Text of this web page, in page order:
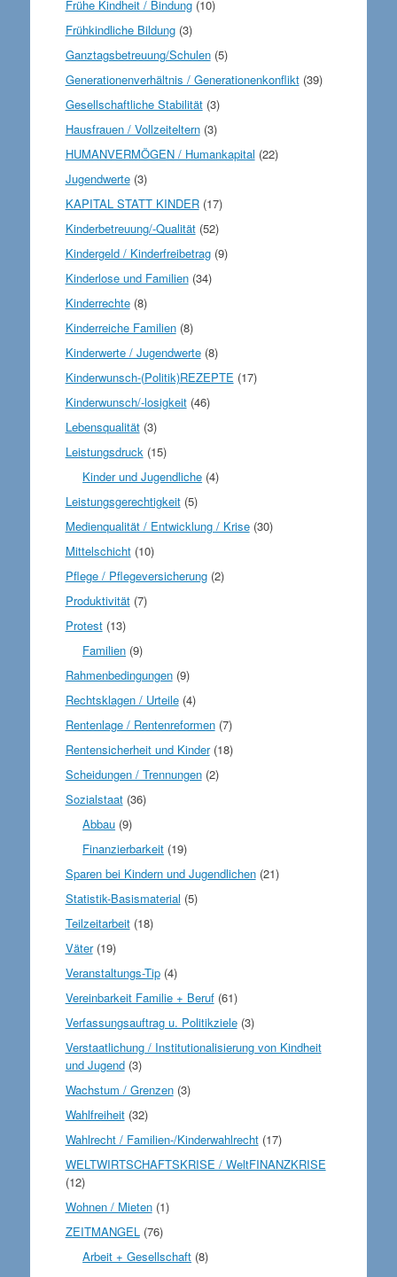
Frühe Kindheit / Bindung(10)
Frühkindliche Bildung(3)
Ganztagsbetreuung/Schulen(5)
Generationenverhältnis / Generationenkonflikt(39)
Gesellschaftliche Stabilität(3)
Hausfrauen / Vollzeiteltern(3)
HUMANVERMÖGEN / Humankapital (22)
Jugendwerte(3)
KAPITAL STATT KINDER(17)
Kinderbetreuung/-Qualität(52)
Kindergeld / Kinderfreibetrag(9)
Kinderlose und Familien(34)
Kinderrechte(8)
Kinderreiche Familien(8)
Kinderwerte / Jugendwerte(8)
Kinderwunsch-(Politik)REZEPTE (17)
Kinderwunsch/-losigkeit(46)
Lebensqualität(3)
Leistungsdruck (15)
Kinder und Jugendliche (4)
Leistungsgerechtigkeit(5)
Medienqualität / Entwicklung / Krise(30)
Mittelschicht(10)
Pflege / Pflegeversicherung(2)
Produktivität(7)
Protest(13)
Familien (9)
Rahmenbedingungen(9)
Rechtsklagen / Urteile(4)
Rentenlage / Rentenreformen(7)
Rentensicherheit und Kinder(18)
Scheidungen / Trennungen(2)
Sozialstaat(36)
Abbau (9)
Finanzierbarkeit (19)
Sparen bei Kindern und Jugendlichen(21)
Statistik-Basismaterial (5)
Teilzeitarbeit(18)
Väter(19)
Veranstaltungs-Tip(4)
Vereinbarkeit Familie + Beruf(61)
Verfassungsauftrag u. Politikziele(3)
Verstaatlichung / Institutionalisierung von Kindheit
und Jugend(3)
Wachstum / Grenzen(3)
Wahlfreiheit(32)
Wahlrecht / Familien-/Kinderwahlrecht(17)
WELTWIRTSCHAFTSKRISE / WeltFINANZKRISE
(12)
Wohnen / Mieten(1)
ZEITMANGEL (76)
Arbeit + Gesellschaft (8)